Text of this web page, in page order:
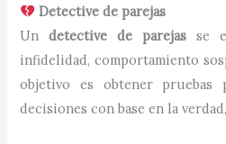
Detective de parejas
Undetective de parejas se
infidelidad, comportamiento
objetivo es obtener pruebas
decisiones con base en la